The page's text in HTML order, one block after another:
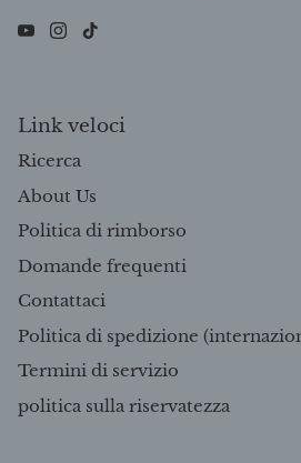
Link veloci
Ricerca
About Us
Politica di rimborso
Domande frequenti
Contattaci
Politica di spedizione
Termini di servizio
politica sulla riservatezza